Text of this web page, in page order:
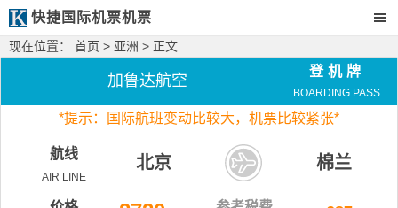
快捷国际机票机票
现在位置： 首页 > 亚洲 > 正文
加鲁达航空
登机牌
BOARDING PASS
*提示：国际航班变动比较大， 机票比较紧张*
航线
AIR LINE
北京 棉兰